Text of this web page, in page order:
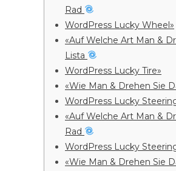
Rad
WordPress Lucky Wheel»
«Auf Welche Art Man &
Lista
WordPress Lucky Tire»
«Wie Man & Drehen Sie
WordPress Lucky
«Auf Welche Art Man &
Rad
WordPress Lucky
«Wie Man & Drehen Sie